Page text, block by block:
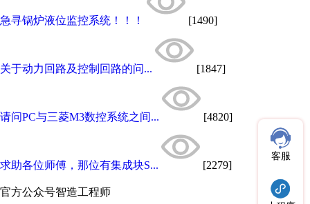
急寻锅炉液位监控系统！！！ [1490]
关于动力回路及控制回路的问... [1847]
请问PC与三菱M3数控系统之间... [4820]
求助各位师傅，那位有集成块S... [2279]
官方公众号智造工程师
客服